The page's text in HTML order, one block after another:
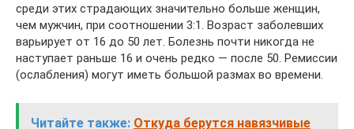
среди этих страдающих значительно больше женщин,
чем мужчин, при соотношении 3:1. Возраст заболевших
варьирует от 16 до 50 лет. Болезнь почти никогда не
наступает раньше 16 и очень редко — после 50. Ремиссии
(ослабления) могут иметь большой размах во времени.
Читайте также: Откуда берутся навязчивые